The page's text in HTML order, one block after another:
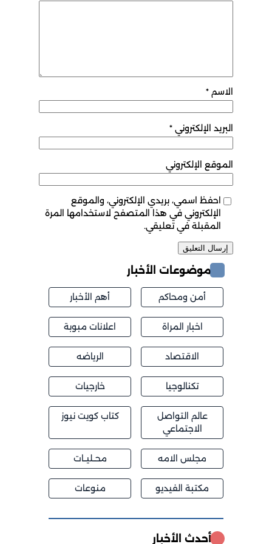
الاسم *
البريد الإلكتروني *
الموقع الإلكتروني
احفظ اسمي، بريدي الإلكتروني، والموقع
الإلكتروني في هذا المتصفح لاستخدامها المرة
المقبلة في تعليقي.
موضوعات الأخبار
أمن ومحاكم أهم الأخبار
اخبار المراة اعلانات مبوبة
الاقتصاد الرياضه
تكنالوجيا خارجيات
عالم التواصل
الاجتماعي
كتاب كويت نيوز
مجلس الامه محــليــات
مكتبة الفيديو منوعات
أحدث الأخبار